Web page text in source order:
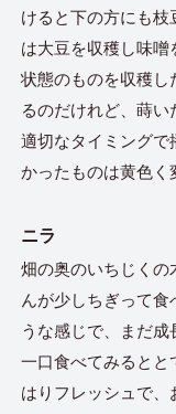
けると下の方にも
は大豆を収穫し味
状態のものを収穫し
るのだけれど、蒔い
適切なタイミングで
かったものは黄色く
ニラ
畑の奥のいちじくの
んが少しちぎって食
うな感じで、まだ成
一口食べてみるとと
はりフレッシュで